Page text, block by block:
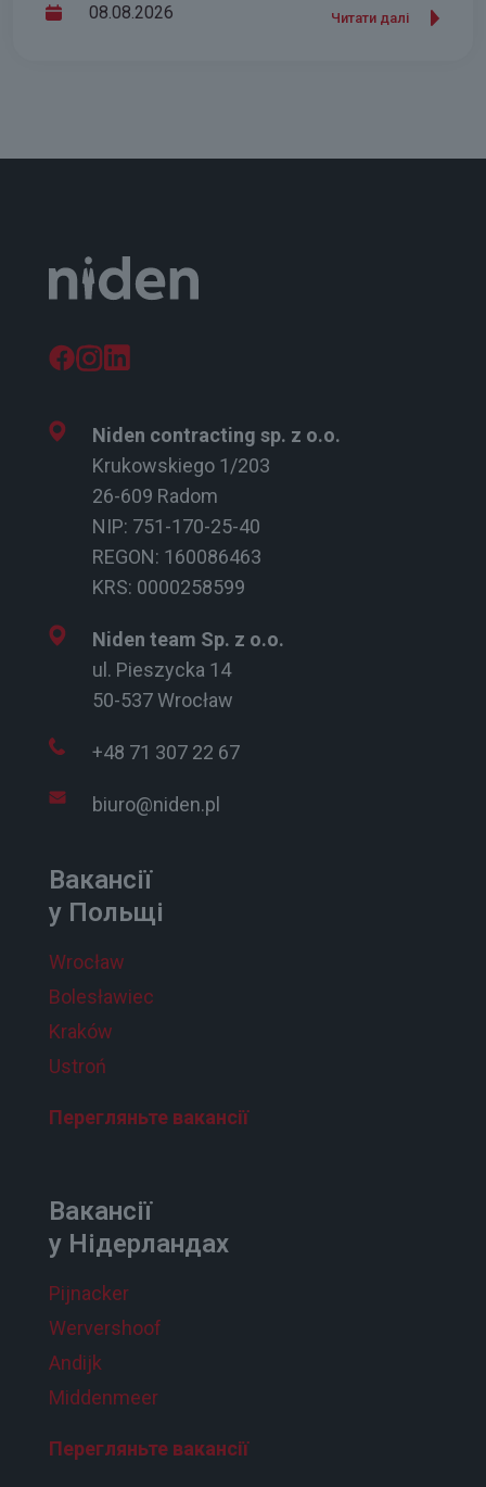
08.08.2026 Читати далі
Niden contracting sp. z o.o.
Krukowskiego 1/203
26-609 Radom
NIP: 751-170-25-40
REGON: 160086463
KRS: 0000258599
Niden team Sp. z o.o.
ul. Pieszycka 14
50-537 Wrocław
+48 71 307 22 67
biuro@niden.pl
Вакансії
у Польщі
Wrocław
Bolesławiec
Kraków
Ustroń
Перегляньте вакансії
Вакансії
у Нідерландах
Pijnacker
Wervershoof
Andijk
Middenmeer
Перегляньте вакансії